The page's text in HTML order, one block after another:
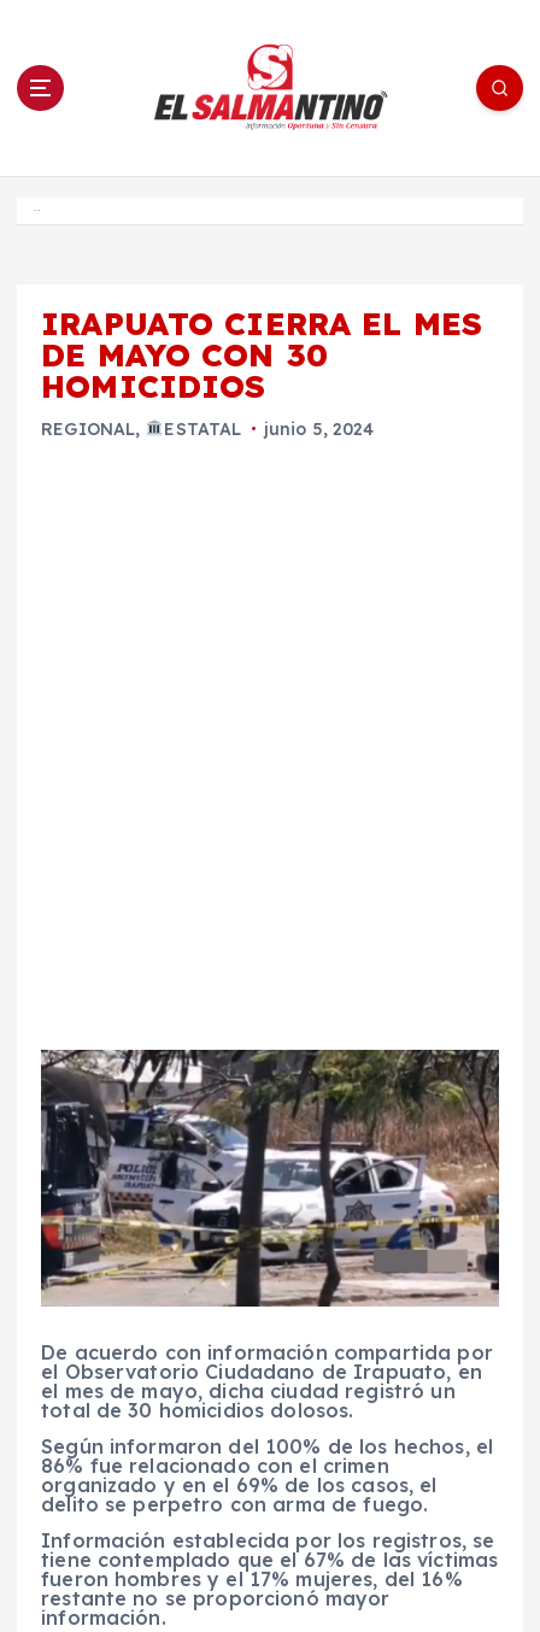
n El Salmantino - medios/noticias/editorial
IRAPUATO CIERRA EL MES
DE MAYO CON 30
HOMICIDIOS
REGIONAL, ESTATAL junio 5, 2024
De acuerdo con información compartida por
el Observatorio Ciudadano de Irapuato, en
el mes de mayo, dicha ciudad registró un
total de 30 homicidios dolosos.
Según informaron del 100% de los hechos, el
86% fue relacionado con el crimen
organizado y en el 69% de los casos, el
delito se perpetro con arma de fuego.
Información establecida por los registros, se
tiene contemplado que el 67% de las víctimas
fueron hombres y el 17% mujeres, del 16%
restante no se proporcionó mayor
información.